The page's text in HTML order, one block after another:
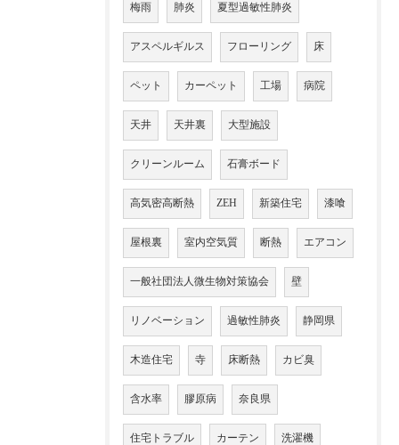
梅雨 肺炎 夏型過敏性肺炎
アスペルギルス フローリング 床
ペット カーペット 工場 病院
天井 天井裏 大型施設
クリーンルーム 石膏ボード
高気密高断熱 ZEH 新築住宅 漆喰
屋根裏 室内空気質 断熱 エアコン
一般社団法人微生物対策協会 壁
リノベーション 過敏性肺炎 静岡県
木造住宅 寺 床断熱 カビ臭
含水率 膠原病 奈良県
住宅トラブル カーテン 洗濯機